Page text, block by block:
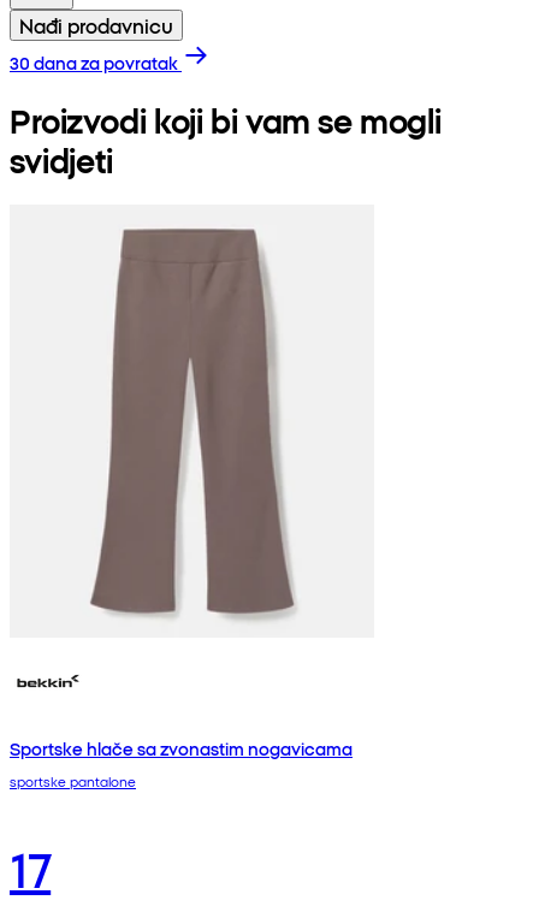
Nađi prodavnicu
30 dana za povratak
Proizvodi koji bi vam se mogli
svidjeti
Sportske hlače sa zvonastim nogavicama
sportske pantalone
17